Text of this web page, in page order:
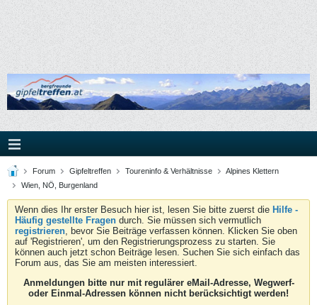
Forum Gipfeltreffen Toureninfo & Verhältnisse
Alpines Klettern
Wien, NÖ, Burgenland
Wenn dies Ihr erster Besuch hier ist, lesen Sie bitte zuerst die Hilfe -
Häufig gestellte Fragen durch. Sie müssen sich vermutlich
registrieren, bevor Sie Beiträge verfassen können. Klicken Sie oben
auf 'Registrieren', um den Registrierungsprozess zu starten. Sie
können auch jetzt schon Beiträge lesen. Suchen Sie sich einfach das
Forum aus, das Sie am meisten interessiert.
Anmeldungen bitte nur mit regulärer eMail-Adresse, Wegwerf-
oder Einmal-Adressen können nicht berücksichtigt werden!